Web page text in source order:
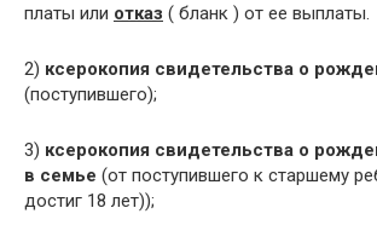
платы или отказ ( бланк ) от ее выплаты.
2) ксерокопия свидетельства о
(поступившего);
3) ксерокопия свидетельства о
в семье (от поступившего к старшему
достиг 18 лет));